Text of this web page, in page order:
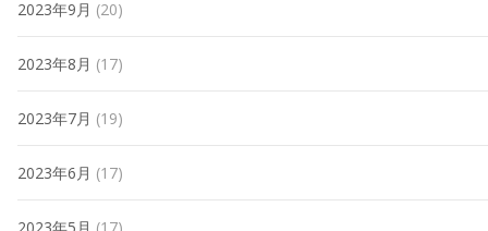
2023年9月 (20)
2023年8月 (17)
2023年7月 (19)
2023年6月 (17)